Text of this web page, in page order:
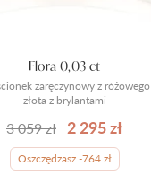
zaręczynowy z różowego
złota z brylantami
Flora 0,03 ct
3 059 zł 2 295 zł
Oszczędzasz -764 zł